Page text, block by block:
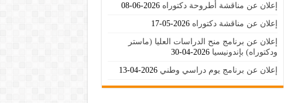
إعلان عن مناقشة أطروحة دكتوراه 2026-06-08
إعلان عن مناقشة دكتوراه 2026-05-17
إعلان عن برنامج منح الدراسات العليا (ماستر
ودكتوراه) بإندونيسيا 2026-04-30
إعلان عن برنامج يوم دراسي وطني 2026-04-13